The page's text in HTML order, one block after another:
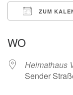
ZUM
WO
Heimathaus
Sender